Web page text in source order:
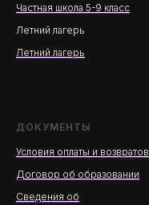
Частная школа 5-9 класс
Летний лагерь
Летний лагерь
ДОКУМЕНТЫ
Условия оплаты и возвратов
Договор об образовании
Сведения об